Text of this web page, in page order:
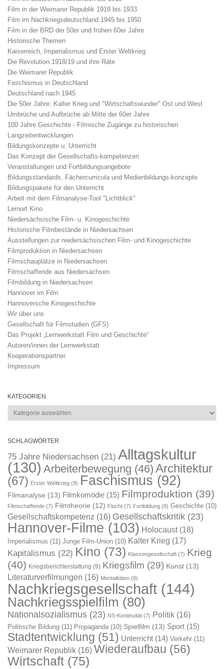
Film in der Weimarer Republik 1919 bis 1933
Film im Nachkriegsdeutschland 1945 bis 1950
Film in der BRD der 50er und frühen 60er Jahre
Historische Themen
Kaiserreich, Imperialismus und Erster Weltkrieg
Die Revolution 1918/19 und ihre Räte
Die Weimarer Republik
Faschismus in Deutschland
Deutschland nach 1945
Die 50er Jahre: Kalter Krieg und "Wirtschaftswunder" Ost und West
Umbrüche und Aufbrüche ab Mitte der 60er Jahre
100 Jahre Geschichte - Filmische Zugänge zu historischen
Langzeitentwicklungen
Bildungskonzepte u. Unterricht
Das Konzept der Gesellschafts-kompetenzen
Veranstaltungen und Fortbildungsangebote
Bildungsstandards, Fächercurricula und Medienbildungs-konzepte
Bildungspakete für den Unterricht
Arbeit mit dem Filmanalyse-Tool "Lichtblick"
Lernort Kino
Niedersächsische Film- u. Kinogeschichte
Historische Filmbestände in Niedersachsen
Ausstellungen zur niedersächsischen Film- und Kinogeschichte
Filmproduktion in Niedersachsen
Filmschauplätze in Niedersachsen
Filmschaffende aus Niedersachsen
Filmbildung in Niedersachsen
Hannover im Film
Hannoversche Kinogeschichte
Wir über uns
Gesellschaft für Filmstudien (GFS)
Das Projekt „Lernwerkstatt Film und Geschichte“
Autoren/innen der Lernwerkstatt
Kooperationspartner
Impressum
KATEGORIEN
Kategorien
SCHLAGWÖRTER
75 Jahre Niedersachsen (21) Alltagskultur
(130) Arbeiterbewegung (46) Architektur
(67) Erster Weltkrieg (8) Faschismus (92)
Filmanalyse (13) Filmkomödie (15) Filmproduktion (39)
Filmschaffende (7) Filmtheorie (12) Flucht (7) Fortbildung (8) Geschichte (10)
Gesellschaftskompetenz (16) Gesellschaftskritik (23)
Hannover-Filme (103) Holocaust(18)
Imperialismus (11) Junge Film-Union (10) Kalter Krieg (17)
Kapitalismus (22) Kino (73) Klassengesellschaft (7) Krieg
(40) Kriegsberichterstattung (9) Kriegsfilm (29) Kunst (13)
Literaturverfilmungen (16) Mentalitäten (8)
Nachkriegsgesellschaft (144)
Nachkriegsspielfilm (80)
Nationalsozialismus (23) NS-Kontinuität (7) Politik (16)
Politische Bildung (11) Propaganda (10) Spielfilm (13) Sport (15)
Stadtentwicklung (51) Unterricht (14) Verkehr (11)
Weimarer Republik (16) Wiederaufbau (56)
Wirtschaft (75)